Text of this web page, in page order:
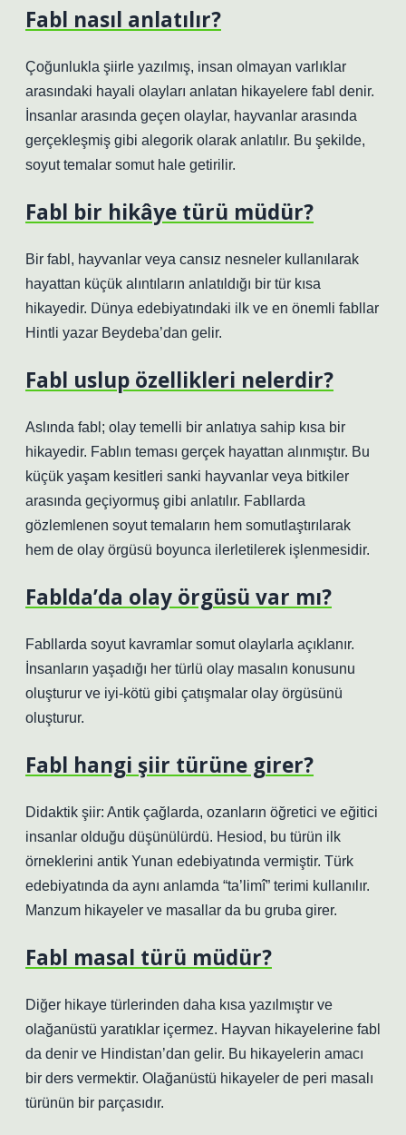
Fabl nasıl anlatılır?
Çoğunlukla şiirle yazılmış, insan olmayan varlıklar
arasındaki hayali olayları anlatan hikayelere fabl denir.
İnsanlar arasında geçen olaylar, hayvanlar arasında
gerçekleşmiş gibi alegorik olarak anlatılır. Bu şekilde,
soyut temalar somut hale getirilir.
Fabl bir hikâye türü müdür?
Bir fabl, hayvanlar veya cansız nesneler kullanılarak
hayattan küçük alıntıların anlatıldığı bir tür kısa
hikayedir. Dünya edebiyatındaki ilk ve en önemli fabllar
Hintli yazar Beydeba’dan gelir.
Fabl uslup özellikleri nelerdir?
Aslında fabl; olay temelli bir anlatıya sahip kısa bir
hikayedir. Fablın teması gerçek hayattan alınmıştır. Bu
küçük yaşam kesitleri sanki hayvanlar veya bitkiler
arasında geçiyormuş gibi anlatılır. Fabllarda
gözlemlenen soyut temaların hem somutlaştırılarak
hem de olay örgüsü boyunca ilerletilerek işlenmesidir.
Fablda’da olay örgüsü var mı?
Fabllarda soyut kavramlar somut olaylarla açıklanır.
İnsanların yaşadığı her türlü olay masalın konusunu
oluşturur ve iyi-kötü gibi çatışmalar olay örgüsünü
oluşturur.
Fabl hangi şiir türüne girer?
Didaktik şiir: Antik çağlarda, ozanların öğretici ve eğitici
insanlar olduğu düşünülürdü. Hesiod, bu türün ilk
örneklerini antik Yunan edebiyatında vermiştir. Türk
edebiyatında da aynı anlamda “ta’limî” terimi kullanılır.
Manzum hikayeler ve masallar da bu gruba girer.
Fabl masal türü müdür?
Diğer hikaye türlerinden daha kısa yazılmıştır ve
olağanüstü yaratıklar içermez. Hayvan hikayelerine fabl
da denir ve Hindistan’dan gelir. Bu hikayelerin amacı
bir ders vermektir. Olağanüstü hikayeler de peri masalı
türünün bir parçasıdır.